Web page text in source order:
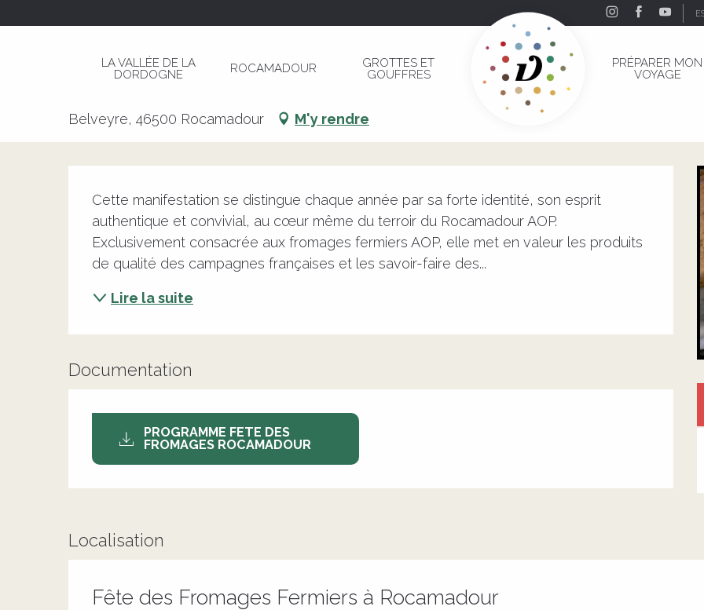
LA VALLÉE DE LA
DORDOGNE
ROCAMADOUR
GROTTES ET
GOUFFRES
PRÉPARER MON
VOYAGE
Fête des Fromages Fermiers à Rocamadour
Belveyre, 46500 Rocamadour M'y rendre
Cette manifestation se distingue chaque année par sa forte identité, son esprit
authentique et convivial, au cœur même du terroir du Rocamadour AOP.
Exclusivement consacrée aux fromages fermiers AOP, elle met en valeur les produits
de qualité des campagnes françaises et les savoir-faire des...
Lire la suite
Documentation
PROGRAMME FETE DES
FROMAGES ROCAMADOUR
Localisation
Fête des Fromages Fermiers à Rocamadour